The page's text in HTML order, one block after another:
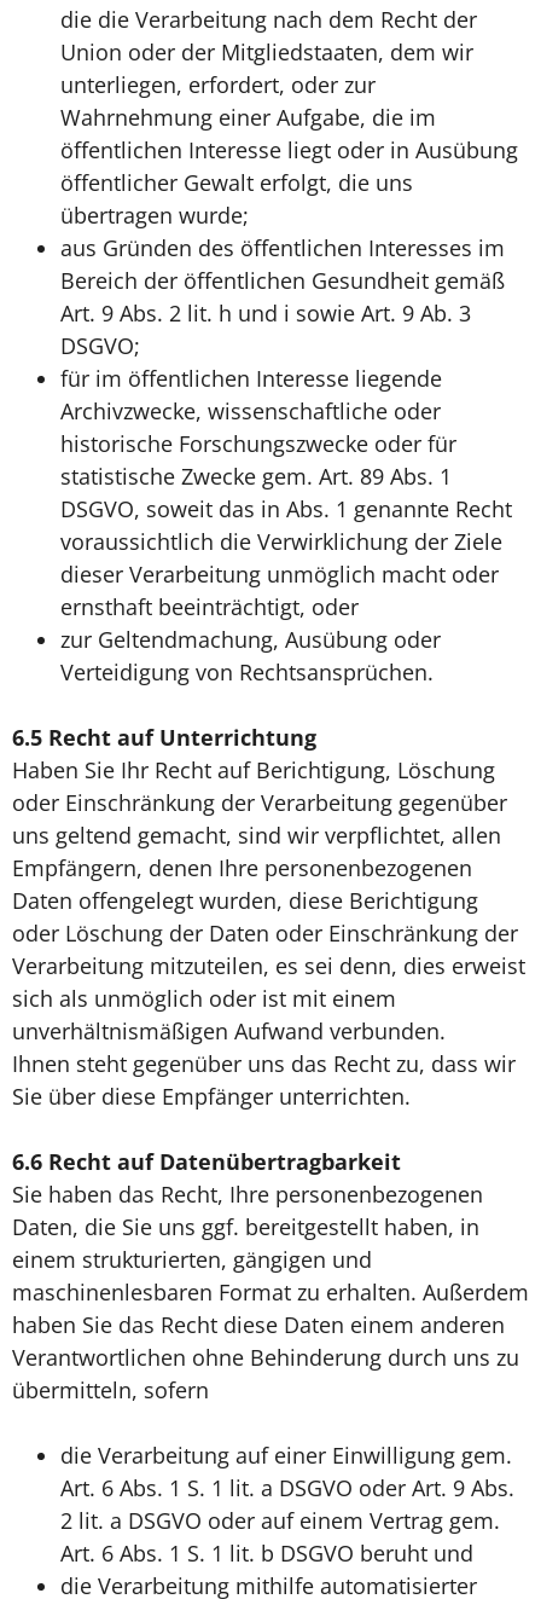
die die Verarbeitung nach dem Recht der
Union oder der Mitgliedstaaten, dem wir
unterliegen, erfordert, oder zur
Wahrnehmung einer Aufgabe, die im
öffentlichen Interesse liegt oder in Ausübung
öffentlicher Gewalt erfolgt, die uns
übertragen wurde;
aus Gründen des öffentlichen Interesses im
Bereich der öffentlichen Gesundheit gemäß
Art. 9 Abs. 2 lit. h und i sowie Art. 9 Ab. 3
DSGVO;
für im öffentlichen Interesse liegende
Archivzwecke, wissenschaftliche oder
historische Forschungszwecke oder für
statistische Zwecke gem. Art. 89 Abs. 1
DSGVO, soweit das in Abs. 1 genannte Recht
voraussichtlich die Verwirklichung der Ziele
dieser Verarbeitung unmöglich macht oder
ernsthaft beeinträchtigt, oder
zur Geltendmachung, Ausübung oder
Verteidigung von Rechtsansprüchen.
6.5 Recht auf Unterrichtung
Haben Sie Ihr Recht auf Berichtigung, Löschung
oder Einschränkung der Verarbeitung gegenüber
uns geltend gemacht, sind wir verpflichtet, allen
Empfängern, denen Ihre personenbezogenen
Daten offengelegt wurden, diese Berichtigung
oder Löschung der Daten oder Einschränkung der
Verarbeitung mitzuteilen, es sei denn, dies erweist
sich als unmöglich oder ist mit einem
unverhältnismäßigen Aufwand verbunden.
Ihnen steht gegenüber uns das Recht zu, dass wir
Sie über diese Empfänger unterrichten.
6.6 Recht auf Datenübertragbarkeit
Sie haben das Recht, Ihre personenbezogenen
Daten, die Sie uns ggf. bereitgestellt haben, in
einem strukturierten, gängigen und
maschinenlesbaren Format zu erhalten. Außerdem
haben Sie das Recht diese Daten einem anderen
Verantwortlichen ohne Behinderung durch uns zu
übermitteln, sofern
die Verarbeitung auf einer Einwilligung gem.
Art. 6 Abs. 1 S. 1 lit. a DSGVO oder Art. 9 Abs.
2 lit. a DSGVO oder auf einem Vertrag gem.
Art. 6 Abs. 1 S. 1 lit. b DSGVO beruht und
die Verarbeitung mithilfe automatisierter